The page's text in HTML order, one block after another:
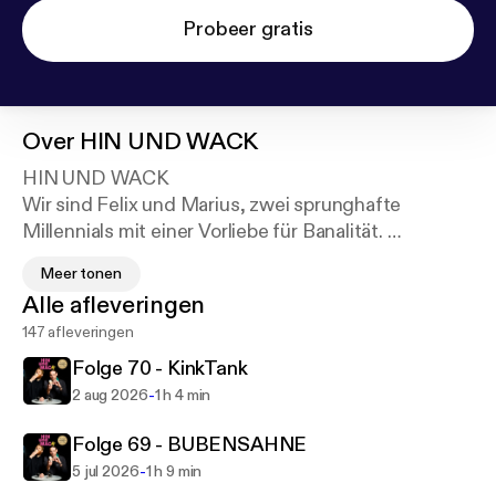
Probeer gratis
Over HIN UND WACK
HIN UND WACK
Wir sind Felix und Marius, zwei sprunghafte
Millennials mit einer Vorliebe für Banalität.
Inhaltsleere wie einen Bauchladen und zelebrieren
unsere Unzulänglichkeit mit großer Hingabe.
Wir reden über alles, was uns interessiert: Filme,
Arbeit, Freizeitparks, Musik, Lesen und Fenchel
Anis Kümmel Tee.
Meer tonen
Alle afleveringen
147 afleveringen
Folge 70 - KinkTank
2 aug 2026-1 h 4 min
Folge 69 - BUBENSAHNE
5 jul 2026-1 h 9 min